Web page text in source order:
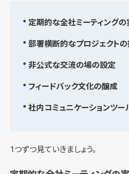
定期的な全社ミーティングの
部署横断的なプロジェクト
非公式な交流の場の設定
フィードバック文化の醸成
社内コミュニケーションツー
1つずつ見ていきましょう。